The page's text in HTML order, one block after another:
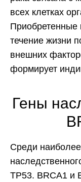
всех клетках
Приобретенные
течение жизни
внешних
формирует
Гены
Среди
TP53. BRCA1 и